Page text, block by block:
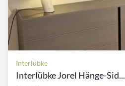
Interlübke
Interlübke Jorel Hänge-Sid...